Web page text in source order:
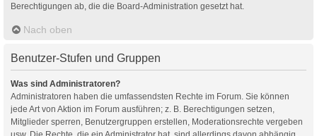
Berechtigungen ab, die die Board-Administration gesetzt hat.
Nach oben
Benutzer-Stufen und Gruppen
Was sind Administratoren?
Administratoren haben die umfassendsten Rechte im Forum. Sie können
jede Art von Aktion im Forum ausführen; z. B. Berechtigungen setzen,
Mitglieder sperren, Benutzergruppen erstellen, Moderationsrechte vergeben